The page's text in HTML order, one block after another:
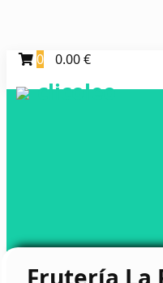
0 0.00 €
clicoleo